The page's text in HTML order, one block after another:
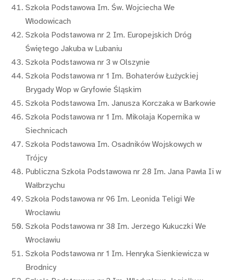
Szkoła Podstawowa Im. Św. Wojciecha We
Włodowicach
Szkoła Podstawowa nr 2 Im. Europejskich Dróg
Świętego Jakuba w Lubaniu
Szkoła Podstawowa nr 3 w Olszynie
Szkoła Podstawowa nr 1 Im. Bohaterów Łużyckiej
Brygady Wop w Gryfowie Śląskim
Szkoła Podstawowa Im. Janusza Korczaka w Barkowie
Szkoła Podstawowa nr 1 Im. Mikołaja Kopernika w
Siechnicach
Szkoła Podstawowa Im. Osadników Wojskowych w
Trójcy
Publiczna Szkoła Podstawowa nr 28 Im. Jana Pawła Ii w
Wałbrzychu
Szkoła Podstawowa nr 96 Im. Leonida Teligi We
Wrocławiu
Szkoła Podstawowa nr 38 Im. Jerzego Kukuczki We
Wrocławiu
Szkoła Podstawowa nr 1 Im. Henryka Sienkiewicza w
Brodnicy